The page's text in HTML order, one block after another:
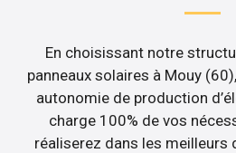
En choisissant notre
panneaux solaires à Mouy
autonomie de production
charge 100% de vos
réaliserez dans les meilleurs